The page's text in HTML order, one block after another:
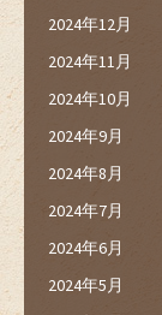
2024年12月
2024年11月
2024年10月
2024年9月
2024年8月
2024年7月
2024年6月
2024年5月